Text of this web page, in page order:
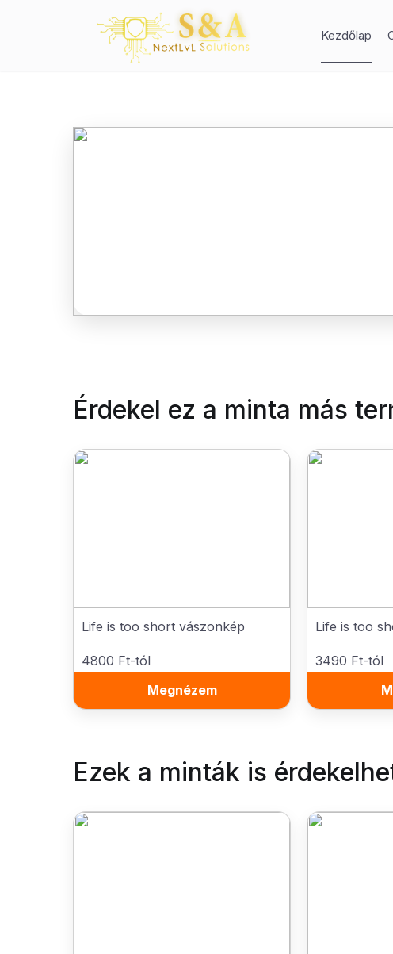
Kezdőlap
Érdekel ez a minta más
Life is too short vászonkép
4800 Ft-tól
Megnézem
Life is too
3490 Ft-tól
Ezek a minták is